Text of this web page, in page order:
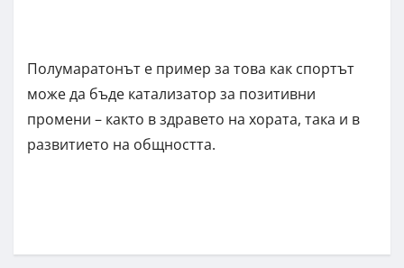
Полумаратонът е пример за това как спортът
може да бъде катализатор за позитивни
промени – както в здравето на хората, така и в
развитието на общността.